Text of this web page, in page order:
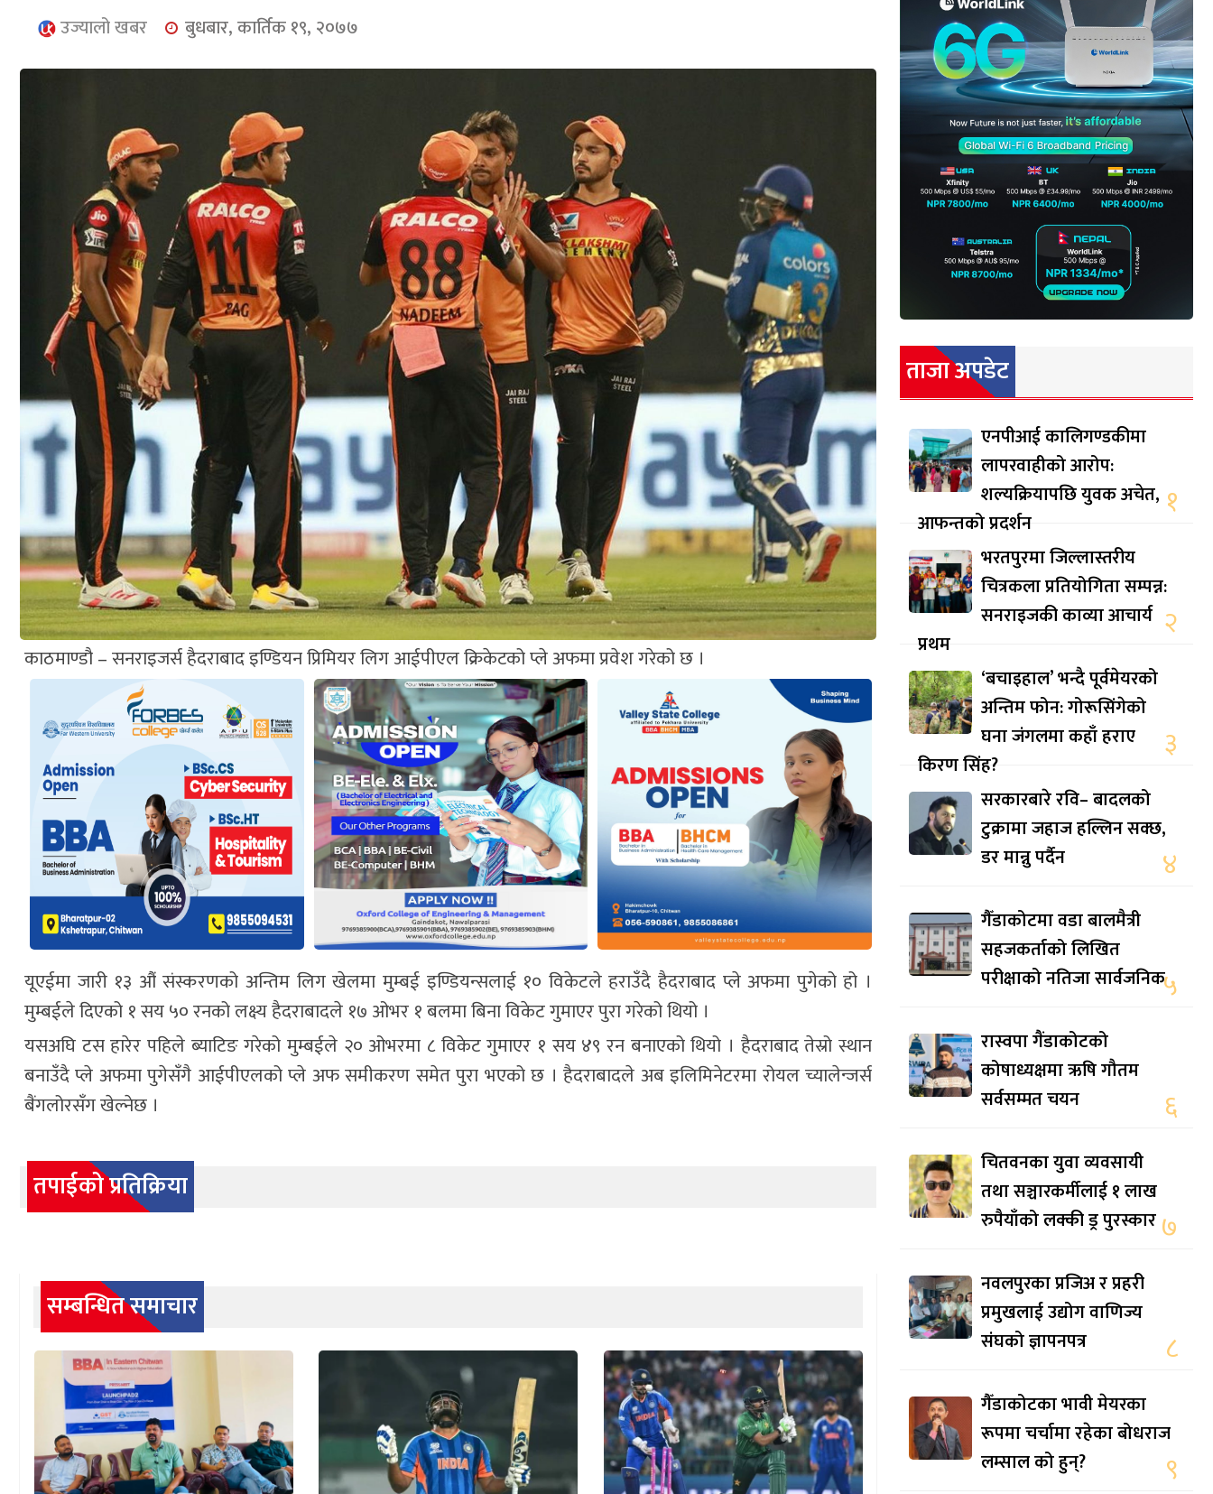
उज्यालो खबर बुधबार, कार्तिक १९, २०७७
काठमाण्डौ – सनराइजर्स हैदराबाद इण्डियन प्रिमियर लिग आईपीएल क्रिकेटको प्ले अफमा प्रवेश गरेको छ ।
यूएईमा जारी १३ औं संस्करणको अन्तिम लिग खेलमा मुम्बई इण्डियन्सलाई १० विकेटले हराउँदै हैदराबाद प्ले अफमा पुगेको हो ।
मुम्बईले दिएको १ सय ५० रनको लक्ष्य हैदराबादले १७ ओभर १ बलमा बिना विकेट गुमाएर पुरा गरेको थियो ।
यसअघि टस हारेर पहिले ब्याटिङ गरेको मुम्बईले २० ओभरमा ८ विकेट गुमाएर १ सय ४९ रन बनाएको थियो । हैदराबाद तेस्रो स्थान
बनाउँदै प्ले अफमा पुगेसँगै आईपीएलको प्ले अफ समीकरण समेत पुरा भएको छ । हैदराबादले अब इलिमिनेटरमा रोयल च्यालेन्जर्स
बैंगलोरसँग खेल्नेछ ।
तपाईको प्रतिक्रिया
सम्बन्धित समाचार
ताजा अपडेट
एनपीआई कालिगण्डकीमा
लापरवाहीको आरोप:
शल्यक्रियापछि युवक अचेत,
आफन्तको प्रदर्शन
१
भरतपुरमा जिल्लास्तरीय
चित्रकला प्रतियोगिता सम्पन्न:
सनराइजकी काव्या आचार्य
प्रथम
२
‘बचाइहाल’ भन्दै पूर्वमेयरको
अन्तिम फोन: गोरूसिंगेको
घना जंगलमा कहाँ हराए
किरण सिंह?
३
सरकारबारे रवि– बादलको
टुक्रामा जहाज हल्लिन सक्छ,
डर मान्नु पर्दैन
४
गैँडाकोटमा वडा बालमैत्री
सहजकर्ताको लिखित
परीक्षाको नतिजा सार्वजनिक५
रास्वपा गैंडाकोटको
कोषाध्यक्षमा ऋषि गौतम
सर्वसम्मत चयन
६
चितवनका युवा व्यवसायी
तथा सञ्चारकर्मीलाई १ लाख
रुपैयाँको लक्की ड्र पुरस्कार ७
नवलपुरका प्रजिअ र प्रहरी
प्रमुखलाई उद्योग वाणिज्य
संघको ज्ञापनपत्र
८
गैँडाकोटका भावी मेयरका
रूपमा चर्चामा रहेका बोधराज
लम्साल को हुन्?
९